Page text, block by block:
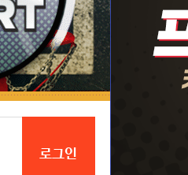
팬아트게시판
크루 홍보 게시판
로그인